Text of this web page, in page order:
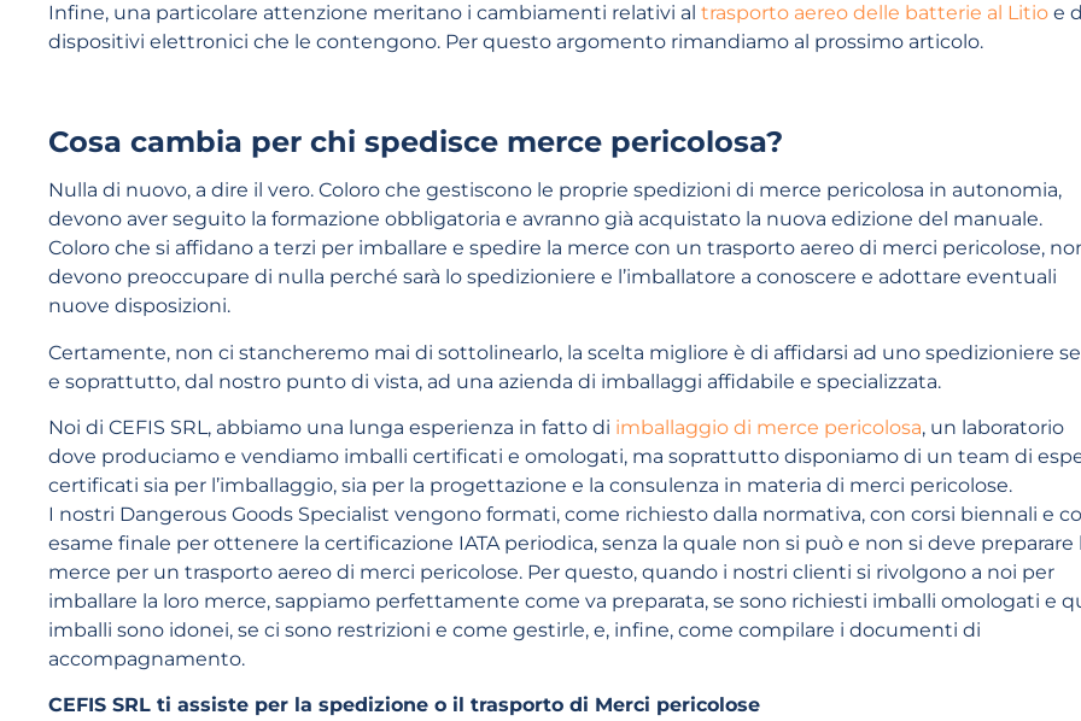
Infine, una particolare attenzione meritano i cambiamenti relativi al trasporto aereo delle batterie al Litio e
dispositivi elettronici che le contengono. Per questo argomento rimandiamo al prossimo articolo.
Cosa cambia per chi spedisce merce pericolosa?
Nulla di nuovo, a dire il vero. Coloro che gestiscono le proprie spedizioni di merce pericolosa in autonomia,
devono aver seguito la formazione obbligatoria e avranno già acquistato la nuova edizione del manuale.
Coloro che si affidano a terzi per imballare e spedire la merce con un trasporto aereo di merci pericolose,
devono preoccupare di nulla perché sarà lo spedizioniere e l’imballatore a conoscere e adottare eventuali
nuove disposizioni.
Certamente, non ci stancheremo mai di sottolinearlo, la scelta migliore è di affidarsi ad uno spedizioniere
e soprattutto, dal nostro punto di vista, ad una azienda di imballaggi affidabile e specializzata.
Noi di CEFIS SRL, abbiamo una lunga esperienza in fatto di imballaggio di merce pericolosa, un laboratorio
dove produciamo e vendiamo imballi certificati e omologati, ma soprattutto disponiamo di un team di
certificati sia per l’imballaggio, sia per la progettazione e la consulenza in materia di merci pericolose.
I nostri Dangerous Goods Specialist vengono formati, come richiesto dalla normativa, con corsi biennali e
esame finale per ottenere la certificazione IATA periodica, senza la quale non si può e non si deve preparare
merce per un trasporto aereo di merci pericolose. Per questo, quando i nostri clienti si rivolgono a noi per
imballare la loro merce, sappiamo perfettamente come va preparata, se sono richiesti imballi omologati e
imballi sono idonei, se ci sono restrizioni e come gestirle, e, infine, come compilare i documenti di
accompagnamento.
CEFIS SRL ti assiste per la spedizione o il trasporto di Merci pericolose